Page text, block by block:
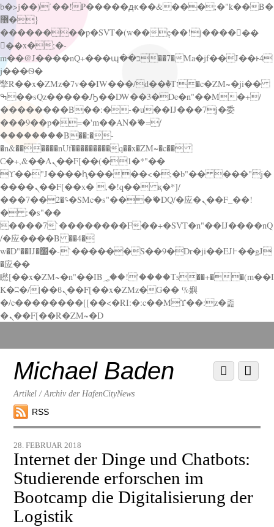
b�>j��)΄��!P�����ԫ��&���;�"k��B�
޶�}
��������p�SVT�(w��ę��!j������
��x�;�-
m��@J����nQ+���պ��כ��7�Ma�jf��J��ͱ4
j���Ѳ�
撆R��x�ZMz�7v��IW���/d��ٞ�Тז�c�ZM~�ji��
ߒ��sQz�����Ԡ��DW��3�De�n"��M�+/
��������B��:�-�u��IJ���7j�委
���9��p�=�'m��AN�ޭ�=/
��������B��:�-
�n&������nUf���������q��x�ZM~�c��
Ϲ�+,&��Ὰܢ��F[��(�1�*"��
ϒ��"J����ԧ�����<�;�b"�� ���"j�
����ܢ��F[��x� ,�!q�� қ�*]/
���؝�2��7�SMc�s"���ޭ�DQ/�应�ܢ��F_��!
� :�s"��
����7`��������F��+�SVT�n"��IJ����nQ
/�应����B ��4�
w�D"��IJ�׭�-`������S��9�Dr�ji��EJ߅��gJ
�应��
矁[��x�ZM~�n"��IB؃��!'����Тѕ��+��(m��I
K�ʭ�/|��ϐܢ��F[��x�ZMz�G�� %嬩
�/c��������[[��<�RI:�:c��MΎ��:z�졾
�ܢ��F[��R�ZM~�D
down
contentMichael Baden
Artikel / Archiv der HafenCityNews
RSS
Menu
Scroll
down
28. FEBRUAR 2018
Internet der Dinge und Chatbots:
Studierende erforschen im
Bootcamp die Digitalisierung der
Logistik